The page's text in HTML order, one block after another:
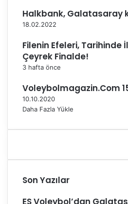
Halkbank, Galatasaray
18.02.2022
Filenin Efeleri, Tarihinde
Çeyrek Finalde!
3 hafta önce
Voleybolmagazin.Com
10.10.2020
Daha Fazla Yükle
Son Yazılar
ES Voleybol’dan